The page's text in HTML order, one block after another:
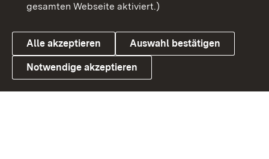
Link zum Landesportal
Cookies
gesamten Webseite aktiviert.)
Alle akzeptieren Auswahl bestätigen
Notwendige akzeptieren